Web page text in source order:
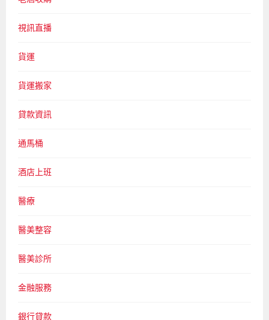
視訊直播
貨運
貨運搬家
貸款資訊
通馬桶
酒店上班
醫療
醫美整容
醫美診所
金融服務
銀行貸款